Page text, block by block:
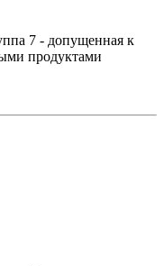
7 - допущенная к
продуктами